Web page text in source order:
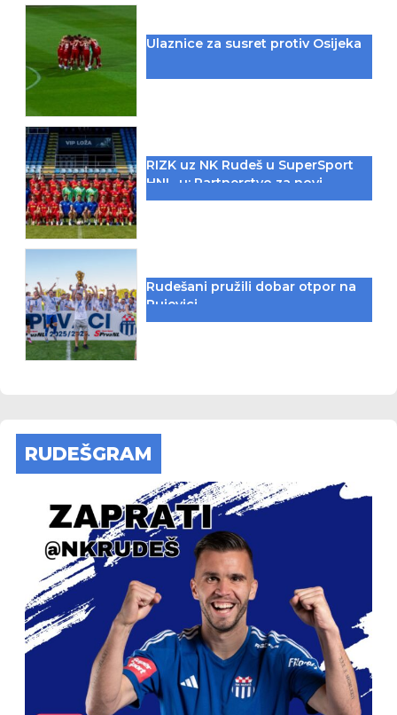
Ulaznice za susret protiv Osijeka
RIZK uz NK Rudeš u SuperSport
HNL-u: Partnerstvo za novi
iskorak među najboljima
Rudešani pružili dobar otpor na
Rujevici
RUDEŠGRAM